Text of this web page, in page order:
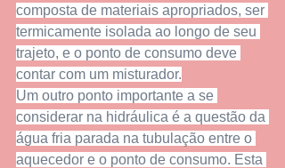
composta de materiais apropriados, ser
termicamente isolada ao longo de seu
trajeto, e o ponto de consumo deve
contar com um misturador.
Um outro ponto importante a se
considerar na hidráulica é a questão da
água fria parada na tubulação entre o
aquecedor e o ponto de consumo. Esta